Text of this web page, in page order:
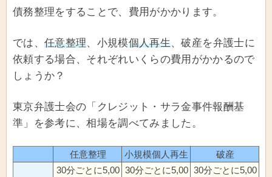
債務整理をすることで、費用がかかります。
では、任意整理、小規模個人再生、破産を弁護士に
依頼する場合、それぞれいくらの費用がかかるので
しょうか？
東京弁護士会の「クレジット・サラ金事件報酬基
準」を参考に、相場を調べてみました。
任意整理 小規模個人再生 破産
30分ごとに5,00 30分ごとに5,00 30分ごとに5,00